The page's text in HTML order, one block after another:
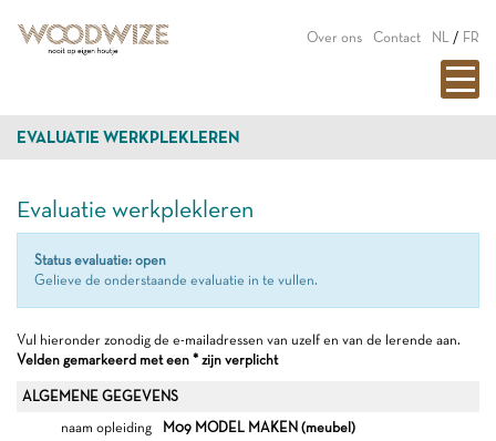
Over ons Contact NL / FR
EVALUATIE WERKPLEKLEREN
Evaluatie werkplekleren
Status evaluatie: open
Gelieve de onderstaande evaluatie in te vullen.
Vul hieronder zonodig de e-mailadressen van uzelf en van de lerende aan.
Velden gemarkeerd met een * zijn verplicht
ALGEMENE GEGEVENS
naam opleiding
M09 MODEL MAKEN (meubel)